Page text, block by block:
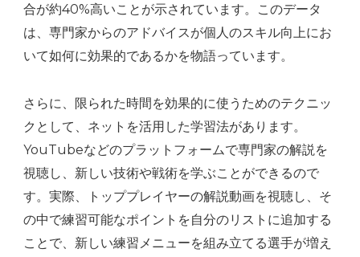
合が約40%高いことが示されています。このデータ
は、専門家からのアドバイスが個人のスキル向上にお
いて如何に効果的であるかを物語っています。
さらに、限られた時間を効果的に使うためのテクニッ
クとして、ネットを活用した学習法があります。
YouTubeなどのプラットフォームで専門家の解説を
視聴し、新しい技術や戦術を学ぶことができるので
す。実際、トッププレイヤーの解説動画を視聴し、そ
の中で練習可能なポイントを自分のリストに追加する
ことで、新しい練習メニューを組み立てる選手が増え